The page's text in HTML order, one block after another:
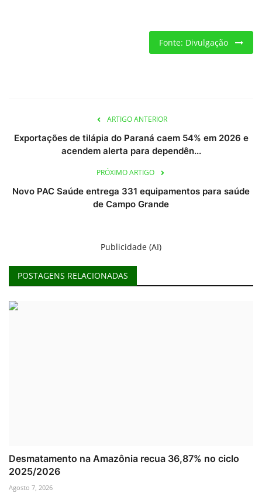
Fonte: Divulgação
ARTIGO ANTERIOR
Exportações de tilápia do Paraná caem 54% em 2026 e
acendem alerta para dependên...
PRÓXIMO ARTIGO
Novo PAC Saúde entrega 331 equipamentos para saúde
de Campo Grande
Publicidade (AI)
POSTAGENS RELACIONADAS
Desmatamento na Amazônia recua 36,87% no ciclo
2025/2026
Agosto 7, 2026